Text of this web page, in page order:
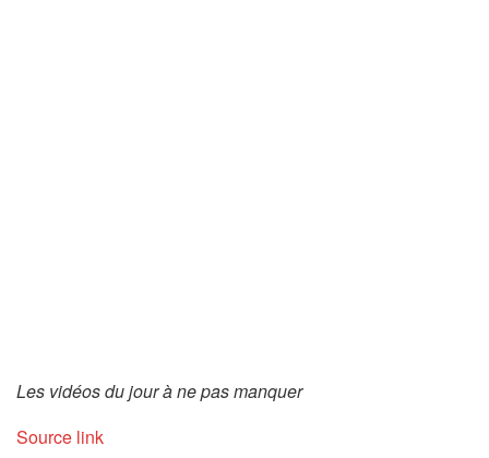
Les vidéos du jour à ne pas manquer
Source link